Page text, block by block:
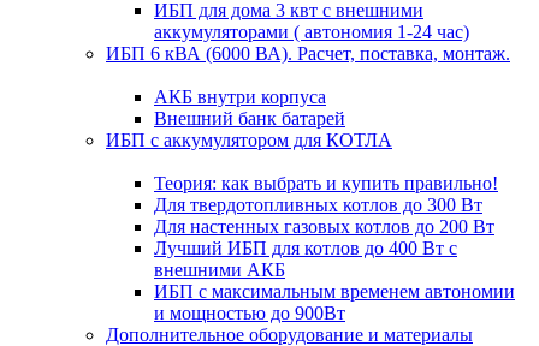
ИБП для дома 3 квт с внешними
аккумуляторами ( автономия 1-24 час)
ИБП 6 кВА (6000 ВА). Расчет, поставка, монтаж.
АКБ внутри корпуса
Внешний банк батарей
ИБП с аккумулятором для КОТЛА
Теория: как выбрать и купить правильно!
Для твердотопливных котлов до 300 Вт
Для настенных газовых котлов до 200 Вт
Лучший ИБП для котлов до 400 Вт с
внешними АКБ
ИБП с максимальным временем автономии
и мощностью до 900Вт
Дополнительное оборудование и материалы